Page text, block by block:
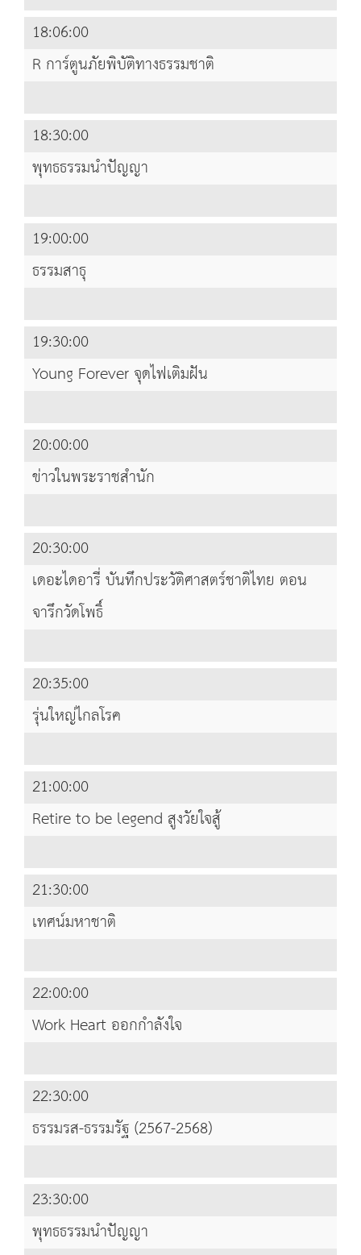
18:06:00
R การ์ตูนภัยพิบัติทางธรรมชาติ
18:30:00
พุทธธรรมนำปัญญา
19:00:00
ธรรมสาธุ
19:30:00
Young Forever จุดไฟเติมฝัน
20:00:00
ข่าวในพระราชสำนัก
20:30:00
เดอะไดอารี่ บันทึกประวัติศาสตร์ชาติไทย ตอน
จารึกวัดโพธิ์
20:35:00
รุ่นใหญ่ไกลโรค
21:00:00
Retire to be legend สูงวัยใจสู้
21:30:00
เทศน์มหาชาติ
22:00:00
Work Heart ออกกำลังใจ
22:30:00
ธรรมรส-ธรรมรัฐ (2567-2568)
23:30:00
พุทธธรรมนำปัญญา